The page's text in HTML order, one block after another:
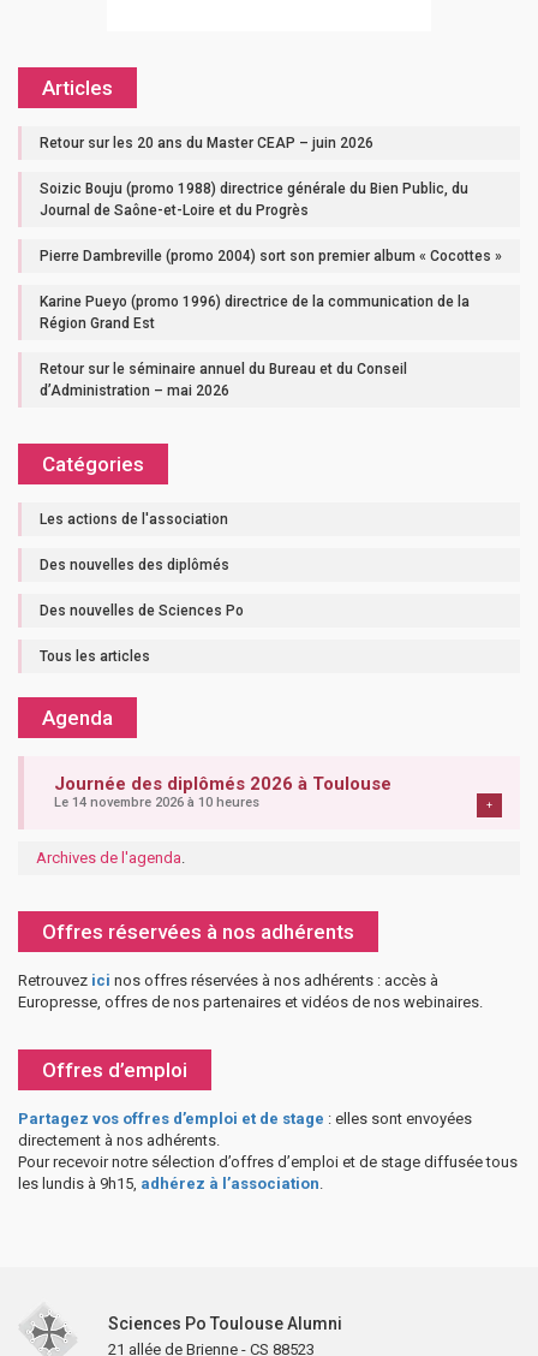
Articles
Retour sur les 20 ans du Master CEAP – juin 2026
Soizic Bouju (promo 1988) directrice générale du Bien Public, du
Journal de Saône-et-Loire et du Progrès
Pierre Dambreville (promo 2004) sort son premier album « Cocottes »
Karine Pueyo (promo 1996) directrice de la communication de la
Région Grand Est
Retour sur le séminaire annuel du Bureau et du Conseil
d’Administration – mai 2026
Catégories
Les actions de l'association
Des nouvelles des diplômés
Des nouvelles de Sciences Po
Tous les articles
Agenda
Journée des diplômés 2026 à Toulouse
Le 14 novembre 2026 à 10 heures +
Archives de l'agenda
Offres réservées à nos adhérents
Retrouvez ici nos offres réservées à nos adhérents : accès à
Europresse, offres de nos partenaires et vidéos de nos webinaires.
Offres d’emploi
Partagez vos offres d’emploi et de stage : elles sont envoyées
directement à nos adhérents.
Pour recevoir notre sélection d’offres d’emploi et de stage diffusée tous
les lundis à 9h15, adhérez à l’association
Sciences Po Toulouse Alumni
21 allée de Brienne - CS 88523